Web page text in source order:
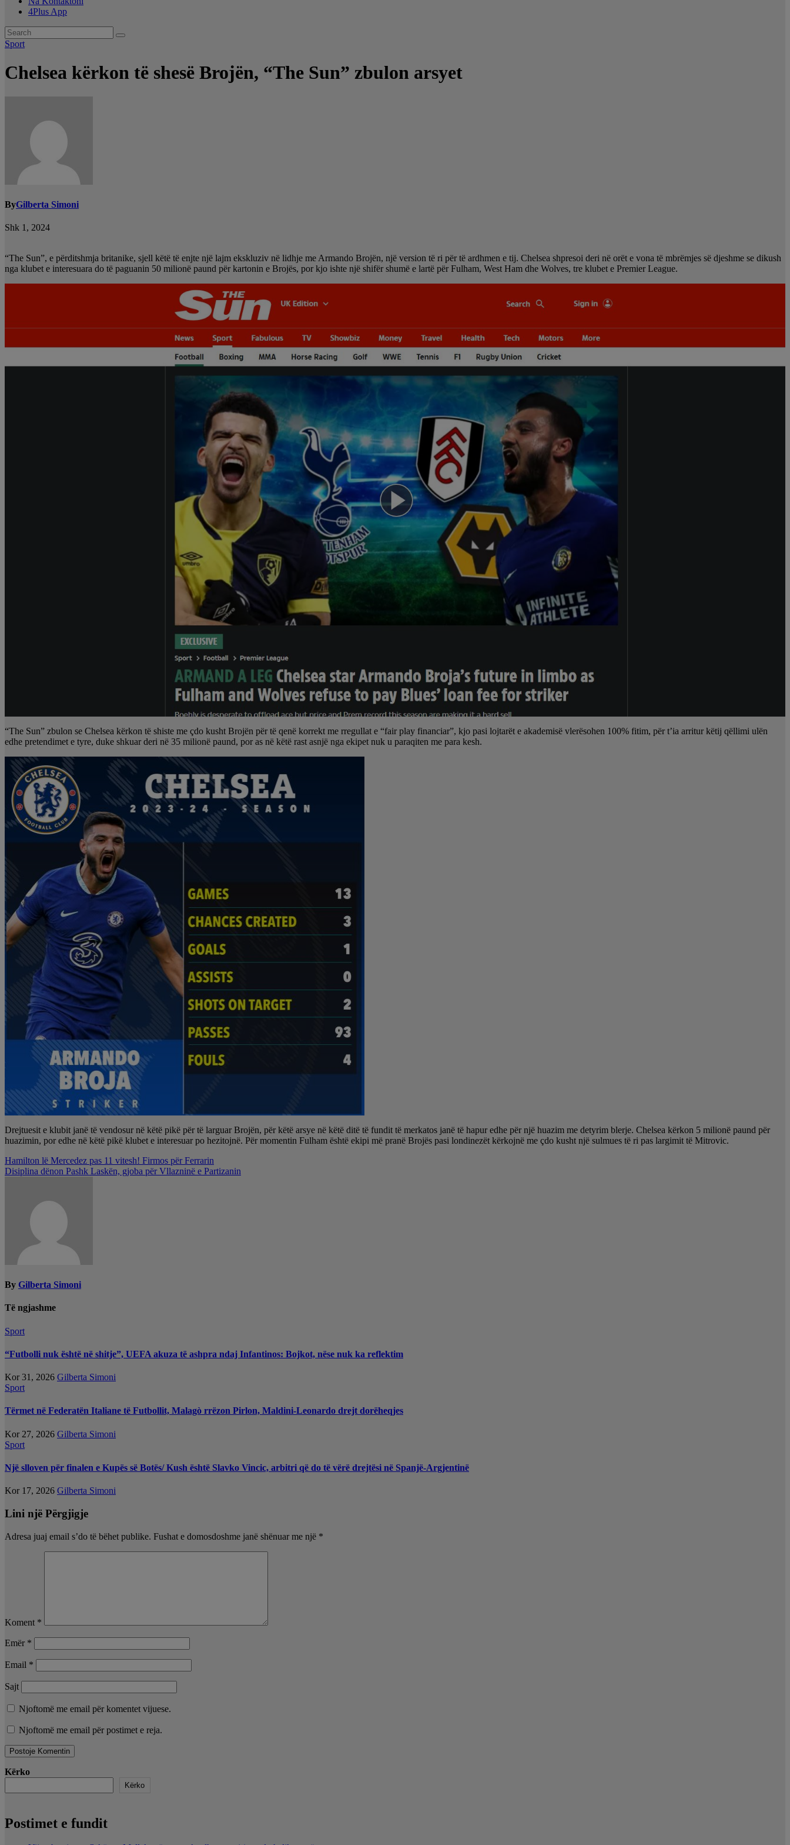
4Plus App
Sport
Chelsea kërkon të shesë Brojën, “The Sun” zbulon arsyet
ByGilberta Simoni
Shk 1, 2024
“The Sun”, e përditshmja britanike, sjell këtë të enjte një lajm ekskluziv në lidhje me Armando Brojën, një version të ri për të ardhmen e tij. Chelsea shpresoi deri në orët e vona të mbrëmjes së djeshme se dikush
nga klubet e interesuara do të paguanin 50 milionë paund për kartonin e Brojës, por kjo ishte një shifër shumë e lartë për Fulham, West Ham dhe Wolves, tre klubet e Premier League.
“The Sun” zbulon se Chelsea kërkon të shiste me çdo kusht Brojën për të qenë korrekt me rregullat e “fair play financiar”, kjo pasi lojtarët e akademisë vlerësohen 100% fitim, për t’ia arritur këtij qëllimi ulën
edhe pretendimet e tyre, duke shkuar deri në 35 milionë paund, por as në këtë rast asnjë nga ekipet nuk u paraqiten me para kesh.
Drejtuesit e klubit janë të vendosur në këtë pikë për të larguar Brojën, për këtë arsye në këtë ditë të fundit të merkatos janë të hapur edhe për një huazim me detyrim blerje. Chelsea kërkon 5 milionë paund për
huazimin, por edhe në këtë pikë klubet e interesuar po hezitojnë. Për momentin Fulham është ekipi më pranë Brojës pasi londinezët kërkojnë me çdo kusht një sulmues të ri pas largimit të Mitrovic.
Lëvizje
te
Hamilton lë Mercedez pas 11 vitesh! Firmos për Ferrarin
Disiplina dënon Pashk Laskën, gjoba për Vllazninë e Partizanin
By Gilberta Simoni
Të ngjashme
Sport
“Futbolli nuk është në shitje”, UEFA akuza të ashpra ndaj Infantinos: Bojkot, nëse nuk ka reflektim
Kor 31, 2026 Gilberta Simoni
Sport
Tërmet në Federatën Italiane të Futbollit, Malagò rrëzon Pirlon, Maldini-Leonardo drejt dorëheqjes
Kor 27, 2026 Gilberta Simoni
Sport
Një slloven për finalen e Kupës së Botës/ Kush është Slavko Vincic, arbitri që do të vërë drejtësi në Spanjë-Argjentinë
Kor 17, 2026 Gilberta Simoni
Lini një Përgjigje
Adresa juaj email s’do të bëhet publike. Fushat e domosdoshme janë shënuar me një *
Koment *
Emër *
Email *
Sajt
Njoftomë me email për komentet vijuese.
Njoftomë me email për postimet e reja.
Kërko
Kërko
Postimet e fundit